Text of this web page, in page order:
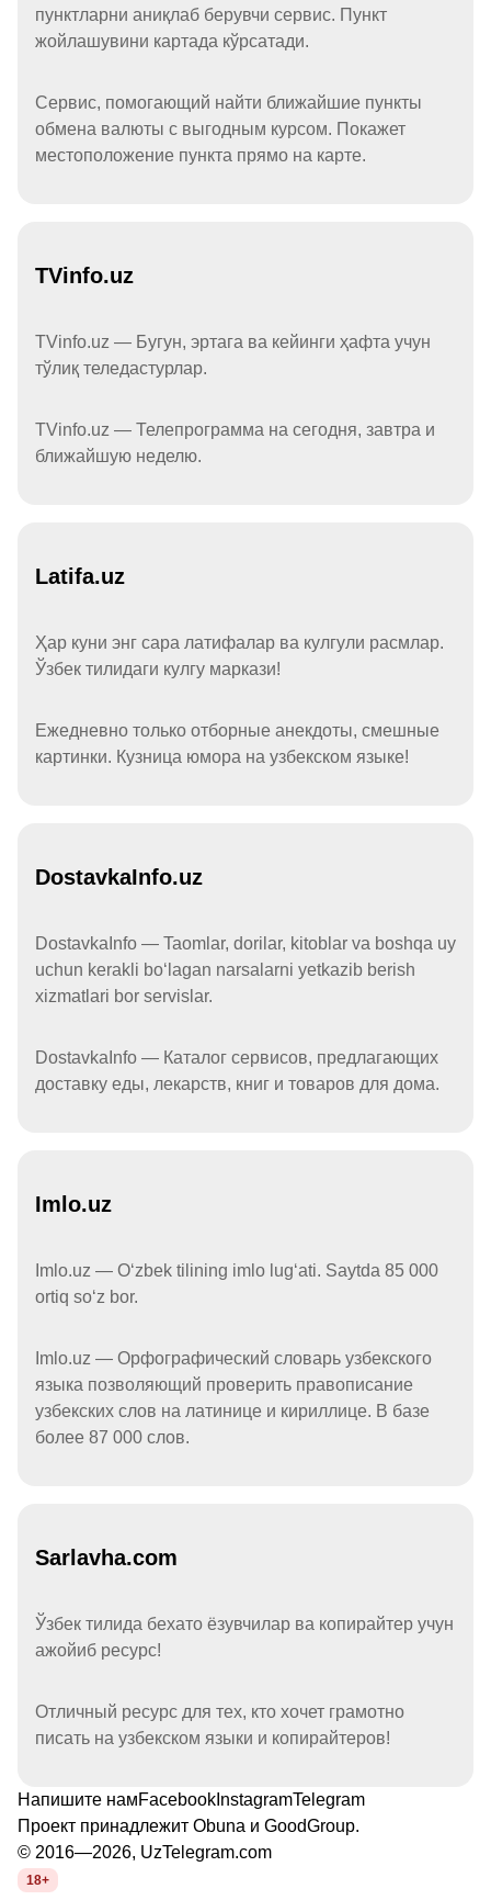
пунктларни аниқлаб берувчи сервис. Пункт
жойлашувини картада кўрсатади.
Сервис, помогающий найти ближайшие пункты
обмена валюты с выгодным курсом. Покажет
местоположение пункта прямо на карте.
TVinfo.uz
TVinfo.uz — Бугун, эртага ва кейинги ҳафта учун
тўлиқ теледастурлар.
TVinfo.uz — Телепрограмма на сегодня, завтра и
ближайшую неделю.
Latifa.uz
Ҳар куни энг сара латифалар ва кулгули расмлар.
Ўзбек тилидаги кулгу маркази!
Ежедневно только отборные анекдоты, смешные
картинки. Кузница юмора на узбекском языке!
DostavkaInfo.uz
DostavkaInfo — Taomlar, dorilar, kitoblar va boshqa uy
uchun kerakli boʻlagan narsalarni yetkazib berish
xizmatlari bor servislar.
DostavkaInfo — Каталог сервисов, предлагающих
доставку еды, лекарств, книг и товаров для дома.
Imlo.uz
Imlo.uz — Oʻzbek tilining imlo lugʻati. Saytda 85 000
ortiq soʻz bor.
Imlo.uz — Орфографический словарь узбекского
языка позволяющий проверить правописание
узбекских слов на латинице и кириллице. В базе
более 87 000 слов.
Sarlavha.com
Ўзбек тилида бехато ёзувчилар ва копирайтер учун
ажойиб ресурс!
Отличный ресурс для тех, кто хочет грамотно
писать на узбекском языки и копирайтеров!
Напишите намFacebook InstagramTelegram
Проект принадлежит Obuna и GoodGroup.
© 2016—2026, UzTelegram.com
18+